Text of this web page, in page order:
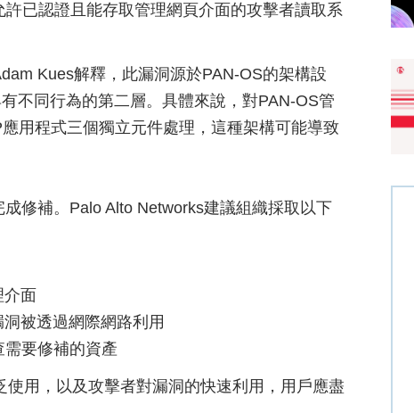
已認證且能存取管理網頁介面的攻擊者讀取系
Kues解釋，此漏洞源於PAN-OS的架構設
不同行為的第二層。具體來說，對PAN-OS管
用程式三個獨立元件處理，這種架構可能導致
修補。Palo Alto Networks建議組織採取以下
面
被透過網際網路利用
要修補的資產
用，以及攻擊者對漏洞的快速利用，用戶應盡